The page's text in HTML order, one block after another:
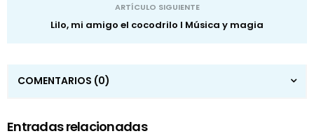
ARTÍCULO SIGUIENTE
Lilo, mi amigo el cocodrilo I Música y magia
COMENTARIOS (0)
Entradas relacionadas